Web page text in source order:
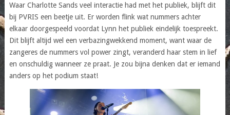
Waar Charlotte Sands veel interactie had met het publiek, blijft dit
bij PVRIS een beetje uit. Er worden flink wat nummers achter
elkaar doorgespeeld voordat Lynn het publiek eindelijk toespreekt.
Dit blijft altijd wel een verbazingwekkend moment, want waar de
zangeres de nummers vol power zingt, veranderd haar stem in lief
en onschuldig wanneer ze praat. Je zou bijna denken dat er iemand
anders op het podium staat!